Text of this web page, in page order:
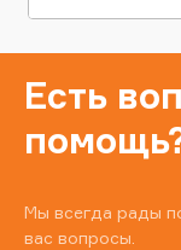
Есть
Мы всегда рады
вас вопросы.